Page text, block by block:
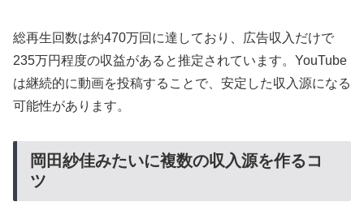
総再生回数は約470万回に達しており、広告収入だけで
235万円程度の収益があると推定されています。YouTube
は継続的に動画を投稿することで、安定した収入源になる
可能性があります。
岡田紗佳みたいに複数の収入源を作るコ
ツ